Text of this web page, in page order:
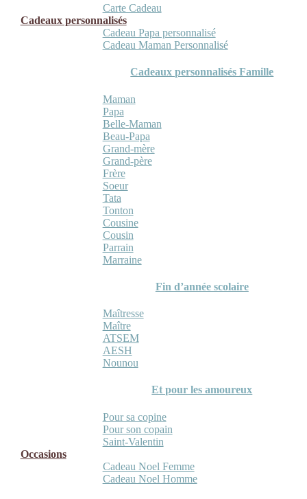
Carte Cadeau
Cadeaux personnalisés
Cadeau Papa personnalisé
Cadeau Maman Personnalisé
Cadeaux personnalisés Famille
Maman
Papa
Belle-Maman
Beau-Papa
Grand-mère
Grand-père
Frère
Soeur
Tata
Tonton
Cousine
Cousin
Parrain
Marraine
Fin d’année scolaire
Maîtresse
Maître
ATSEM
AESH
Nounou
Et pour les amoureux
Pour sa copine
Pour son copain
Saint-Valentin
Occasions
Cadeau Noel Femme
Cadeau Noel Homme